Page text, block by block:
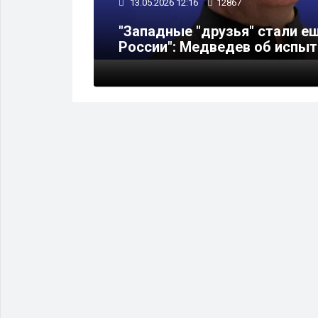
13.05.2026 12:16 12867
"Западные "друзья" стали
России": Медведев об